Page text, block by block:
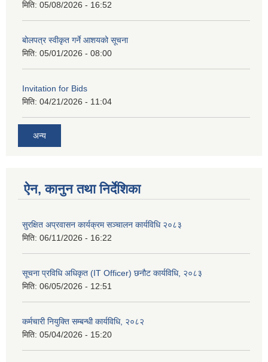
मिति: 05/08/2026 - 16:52
बोलपत्र स्वीकृत गर्ने आशयको सूचना
मिति: 05/01/2026 - 08:00
Invitation for Bids
मिति: 04/21/2026 - 11:04
अन्य
ऐन, कानुन तथा निर्देशिका
सुरक्षित अप्रवासन कार्यक्रम सञ्चालन कार्यविधि २०८३
मिति: 06/11/2026 - 16:22
सूचना प्रविधि अधिकृत (IT Officer) छनौट कार्यविधि, २०८३
मिति: 06/05/2026 - 12:51
कर्मचारी नियुक्ति सम्बन्धी कार्यविधि, २०८२
मिति: 05/04/2026 - 15:20